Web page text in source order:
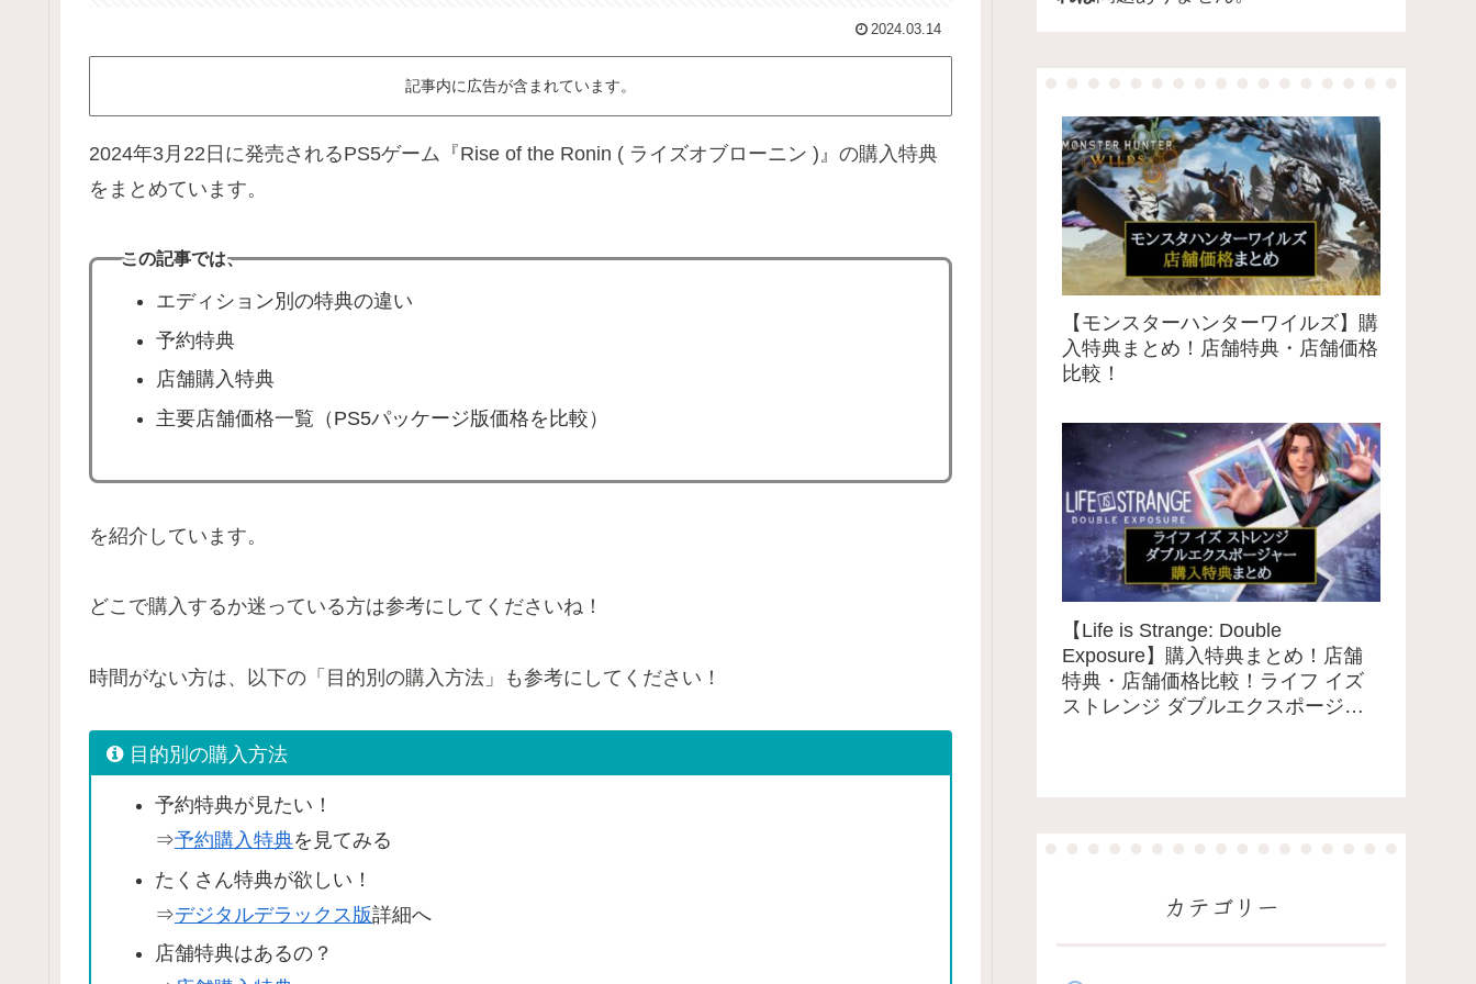
2024.03.14
記事内に広告が含まれています。
2024年3月22日に発売されるPS5ゲーム『Rise of the Ronin ( ライズオブローニン )』の購入特典
をまとめています。
この記事では、
エディション別の特典の違い
予約特典
店舗購入特典
主要店舗価格一覧（PS5パッケージ版価格を比較）
を紹介しています。
どこで購入するか迷っている方は参考にしてくださいね！
時間がない方は、以下の「目的別の購入方法」も参考にしてください！
目的別の購入方法
予約特典が見たい！
⇒予約購入特典を見てみる
たくさん特典が欲しい！
⇒デジタルデラックス版詳細へ
店舗特典はあるの？
【モンスターハンターワイルズ】購
入特典まとめ！店舗特典・店舗価格
比較！
【Life is Strange: Double
Exposure】購入特典まとめ！店舗
特典・店舗価格比較！ライフ イズ
ストレンジ ダブルエクスポージャ
カテゴリー